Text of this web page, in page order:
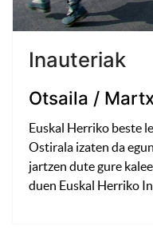
Inauteriak
Otsaila /
Euskal Herriko beste
Ostirala izaten da
jartzen dute gure
duen Euskal Herriko